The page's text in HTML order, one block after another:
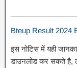
Bteup Result 2024
इस नोटिस में यही
डाउनलोड कर सकते है,